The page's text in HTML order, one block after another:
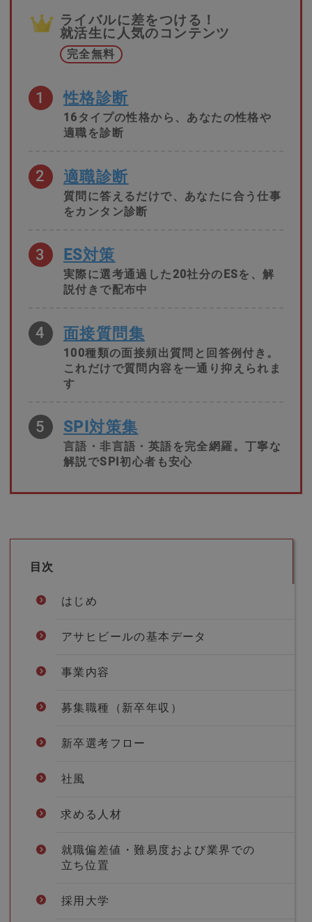
ライバルに差をつける！
就活生に人気のコンテンツ
完全無料
1 性格診断
16タイプの性格から、あなたの性格や
適職を診断
2 適職診断
質問に答えるだけで、あなたに合う仕事
をカンタン診断
3 ES対策
実際に選考通過した20社分のESを、解
説付きで配布中
4 面接質問集
100種類の面接頻出質問と回答例付き。
これだけで質問内容を一通り抑えられま
す
5 SPI対策集
言語・非言語・英語を完全網羅。丁寧な
解説でSPI初心者も安心
目次
はじめ
アサヒビールの基本データ
事業内容
募集職種（新卒年収）
新卒選考フロー
社風
求める人材
就職偏差値・難易度および業界での
立ち位置
採用大学